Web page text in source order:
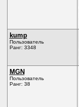
kump
Пользователь
Ранг: 3348
MGN
Пользователь
Ранг: 38